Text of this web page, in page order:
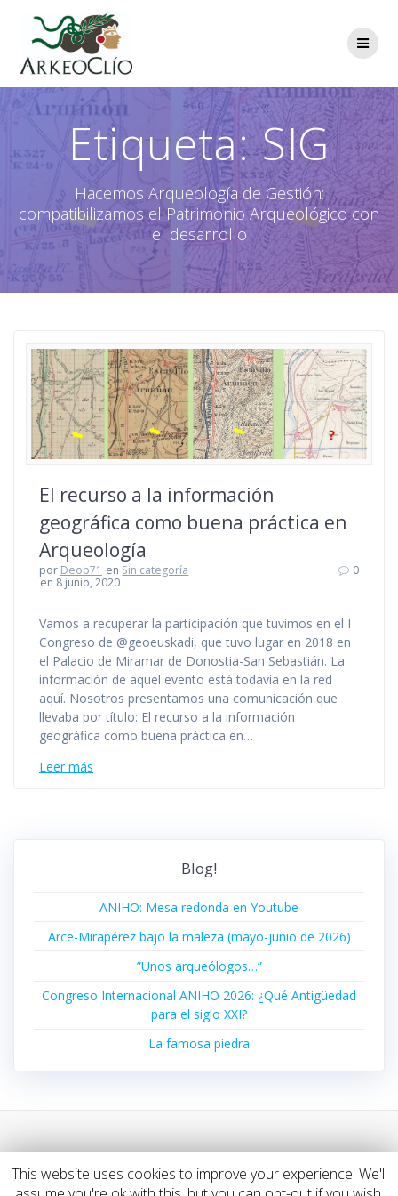
Etiqueta:SIG
Hacemos Arqueología de Gestión:
compatibilizamos el Patrimonio Arqueológico con
el desarrollo
El recurso a la información
geográfica como buena práctica en
Arqueología
por Deob71 en Sin categoría
en 8 junio, 2020
0
Vamos a recuperar la participación que tuvimos en el I
Congreso de @geoeuskadi, que tuvo lugar en 2018 en
el Palacio de Miramar de Donostia-San Sebastián. La
información de aquel evento está todavía en la red
aquí. Nosotros presentamos una comunicación que
llevaba por título: El recurso a la información
geográfica como buena práctica en…
Leer más
Blog!
ANIHO: Mesa redonda en Youtube
Arce-Mirapérez bajo la maleza (mayo-junio de 2026)
”Unos arqueólogos…”
Congreso Internacional ANIHO 2026: ¿Qué Antigüedad
para el siglo XXI?
La famosa piedra
© 2026 ArkeoClio. Construido utilizando WordPress y el
Highlight Theme
This website uses cookies to improve your experience. We'll